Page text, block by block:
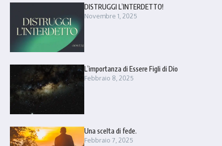
DISTRUGGI L’INTERDETTO!
Novembre 1, 2025
L’importanza di Essere Figli di Dio
Febbraio 8, 2025
Una scelta di fede.
Febbraio 7, 2025